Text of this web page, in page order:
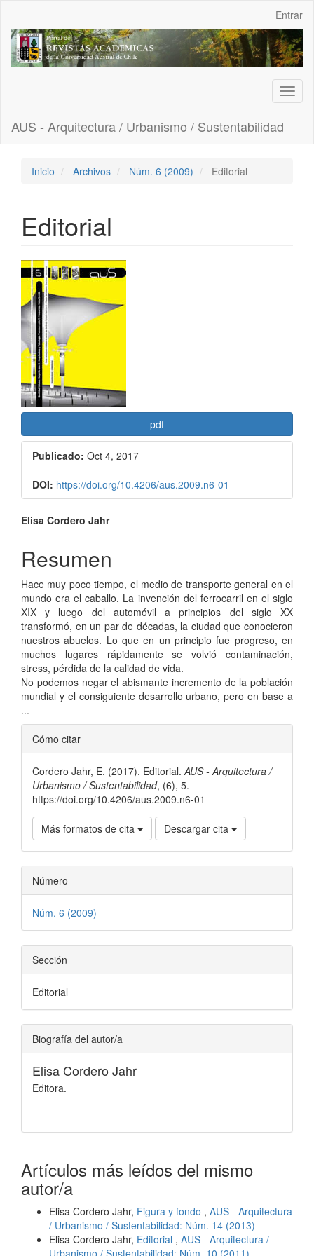
Contenido
principal
Barra
Entrar
AUS - Arquitectura / Urbanismo / Sustentabilidad
Inicio Archivos Núm. 6 (2009) Editorial
Editorial
Barra
lateral
del
artículo
pdf
Publicado: Oct 4, 2017
DOI: https://doi.org/10.4206/aus.2009.n6-01
Contenido
principal
del
artículo
Elisa Cordero Jahr
Resumen
Hace muy poco tiempo, el medio de transporte general en el
mundo era el caballo. La invención del ferrocarril en el siglo
XIX y luego del automóvil a principios del siglo XX
transformó, en un par de décadas, la ciudad que conocieron
nuestros abuelos. Lo que en un principio fue progreso, en
muchos lugares rápidamente se volvió contaminación,
stress, pérdida de la calidad de vida.
No podemos negar el abismante incremento de la población
mundial y el consiguiente desarrollo urbano, pero en base a
...
Detalles
del
artículo
Cómo citar
Cordero Jahr, E. (2017). Editorial. AUS - Arquitectura /
Urbanismo / Sustentabilidad, (6), 5.
https://doi.org/10.4206/aus.2009.n6-01
Más formatos de cita Descargar cita
Número
Núm. 6 (2009)
Sección
Editorial
Biografía del autor/a
Elisa Cordero Jahr
Editora.
Artículos más leídos del mismo
autor/a
Elisa Cordero Jahr, Figura y fondo , AUS - Arquitectura
/ Urbanismo / Sustentabilidad: Núm. 14 (2013)
Elisa Cordero Jahr, Editorial , AUS - Arquitectura /
Urbanismo / Sustentabilidad: Núm. 10 (2011)